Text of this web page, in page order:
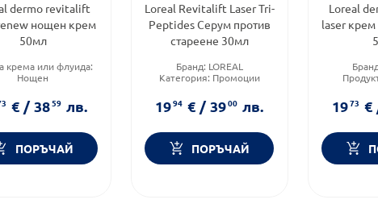
dermo revitalift
нощен крем
50мл
крема или флуида:
Нощен
козметика
на продукта:крем
€ / 3859 лв.
ПОРЪЧАЙ
Loreal Revitalift Laser Tri-
Peptides Серум против
стареене 30мл
Бранд: LOREAL
Категория: Промоции
REVITALIFT
1994 € / 3900 лв.
ПОРЪЧАЙ
Loreal
laser крем
1973 €